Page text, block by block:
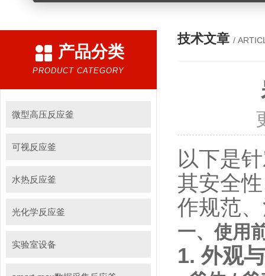
产品分类
PRODUCT CATEGORY
微型高压反应釜
可视反应釜
水热反应釜
光化学反应釜
实验室设备
技术文章 /
以下是
其安全
作规范
一、使用
1. 外观